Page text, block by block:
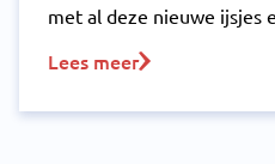
met al deze nieuwe ijsjes
Lees meer